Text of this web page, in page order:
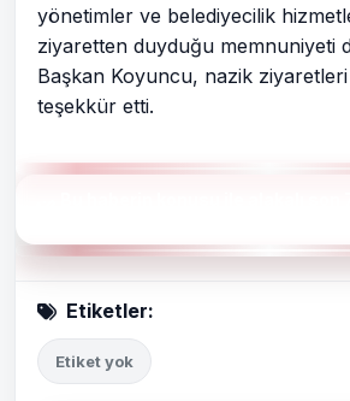
yönetimler ve belediyecilik
ziyaretten duyduğu memnuniyeti
Başkan Koyuncu, nazik
teşekkür etti.
Etiketler:
Etiket yok